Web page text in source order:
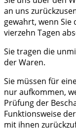
an uns
gewahrt, wenn Sie
vierzehn Tagen
Sie tragen die
der Waren.
Sie müssen für
nur aufkommen,
Prüfung der
Funktionsweise
mit ihnen